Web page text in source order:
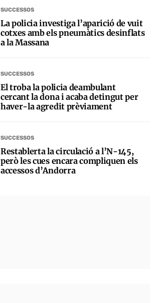
SUCCESSOS
La policia investiga l’aparició de vuit
cotxes amb els pneumàtics desinflats
a la Massana
SUCCESSOS
El troba la policia deambulant
cercant la dona i acaba detingut per
haver-la agredit prèviament
SUCCESSOS
Restablerta la circulació a l’N-145,
però les cues encara compliquen els
accessos d’Andorra